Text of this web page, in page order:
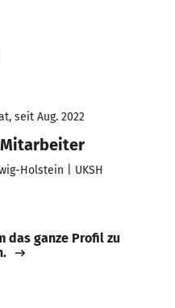
seit Aug. 2022
Holstein | UKSH
das ganze Profil zu